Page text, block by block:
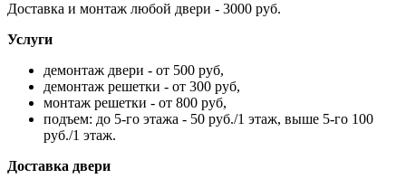
Доставка и монтаж любой двери - 3000 руб.
Услуги
демонтаж двери - от 500 руб,
демонтаж решетки - от 300 руб,
монтаж решетки - от 800 руб,
подъем: до 5-го этажа - 50 руб./1 этаж, выше 5-го 100
руб./1 этаж.
Доставка двери